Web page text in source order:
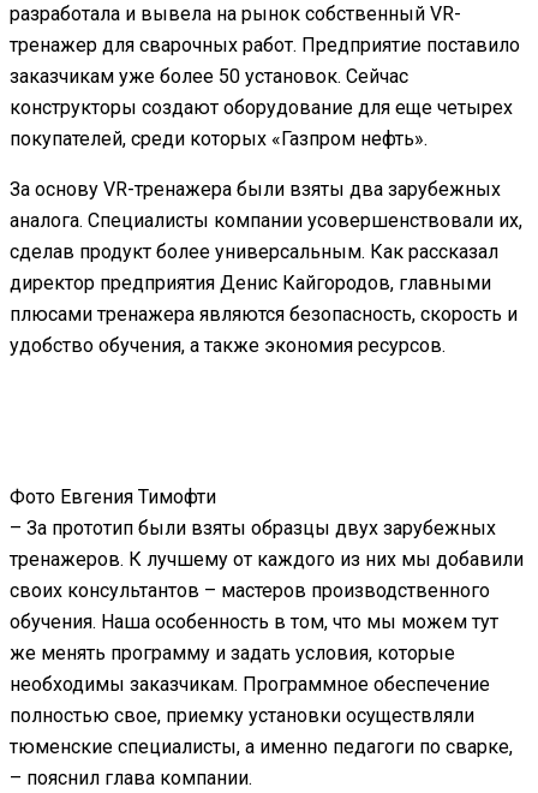
разработала и вывела на рынок собственный VR-
тренажер для сварочных работ. Предприятие поставило
заказчикам уже более 50 установок. Сейчас
конструкторы создают оборудование для еще четырех
покупателей, среди которых «Газпром нефть».
За основу VR-тренажера были взяты два зарубежных
аналога. Специалисты компании усовершенствовали их,
сделав продукт более универсальным. Как рассказал
директор предприятия Денис Кайгородов, главными
плюсами тренажера являются безопасность, скорость и
удобство обучения, а также экономия ресурсов.
Фото Евгения Тимофти
– За прототип были взяты образцы двух зарубежных
тренажеров. К лучшему от каждого из них мы добавили
своих консультантов – мастеров производственного
обучения. Наша особенность в том, что мы можем тут
же менять программу и задать условия, которые
необходимы заказчикам. Программное обеспечение
полностью свое, приемку установки осуществляли
тюменские специалисты, а именно педагоги по сварке,
– пояснил глава компании.